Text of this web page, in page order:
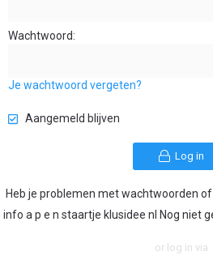
Wachtwoord
Je wachtwoord vergeten?
Aangemeld blijven
Log in
Heb je problemen met wachtwoorden
info a p e n staartje klusidee nl Nog niet
or log in via